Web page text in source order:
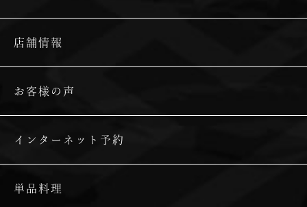
店舗情報
お客様の声
インターネット予約
単品料理